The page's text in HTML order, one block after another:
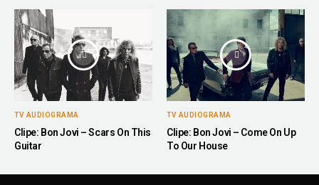
TV AUDIOGRAMA
Clipe: Bon Jovi – Scars On This
Guitar
TV AUDIOGRAMA
Clipe: Bon Jovi – Come On Up
To Our House